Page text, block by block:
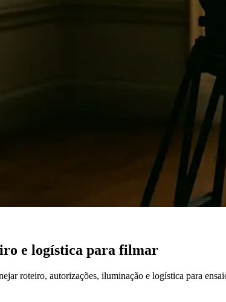
e logística para filmar
roteiro, autorizações, iluminação e logística para